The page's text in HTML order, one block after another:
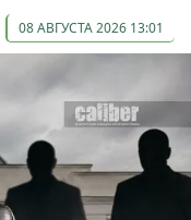
08 АВГУСТА 2026 13:01